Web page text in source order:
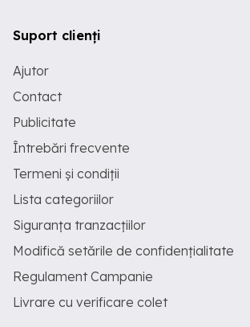
Suport clienți
Ajutor
Contact
Publicitate
Întrebări frecvente
Termeni și condiții
Lista categoriilor
Siguranța tranzacțiilor
Modifică setările de confidențialitate
Regulament Campanie
Livrare cu verificare colet